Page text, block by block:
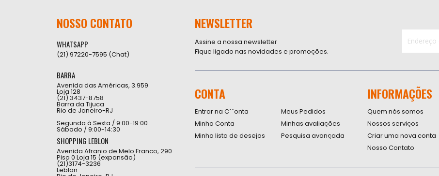
NOSSO CONTATO
WHATSAPP
(21) 97220-7595 (Chat)
BARRA
Avenida das Américas, 3.959
Loja 128
(21) 3437-8758
Barra da Tijuca
Rio de Janeiro-RJ
Segunda à Sexta / 9:00-19:00
Sábado / 9:00-14:30
SHOPPING LEBLON
Avenida Afranio de Melo Franco, 290
Piso 0 Loja 15 (expansão)
(21)3174-3236
Leblon
NEWSLETTER
Assine a nossa newsletter
Fique ligado nas novidades e promoções.
nossa
Newsletter:
CONTA
Entrar na C``onta
Minha Conta
Minha lista de desejos
Meus Pedidos
Minhas avaliações
Pesquisa avançada
INFORMAÇÕES
Quem nós somos
Nossos serviços
Criar uma nova conta
Nosso Contato